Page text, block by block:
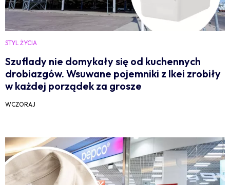
STYL ŻYCIA
Szuflady nie domykały się od kuchennych
drobiazgów. Wsuwane pojemniki z Ikei zrobiły
w każdej porządek za grosze
WCZORAJ